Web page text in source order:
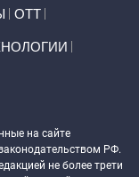
ОТТ
на сайте
РФ.
не более трети